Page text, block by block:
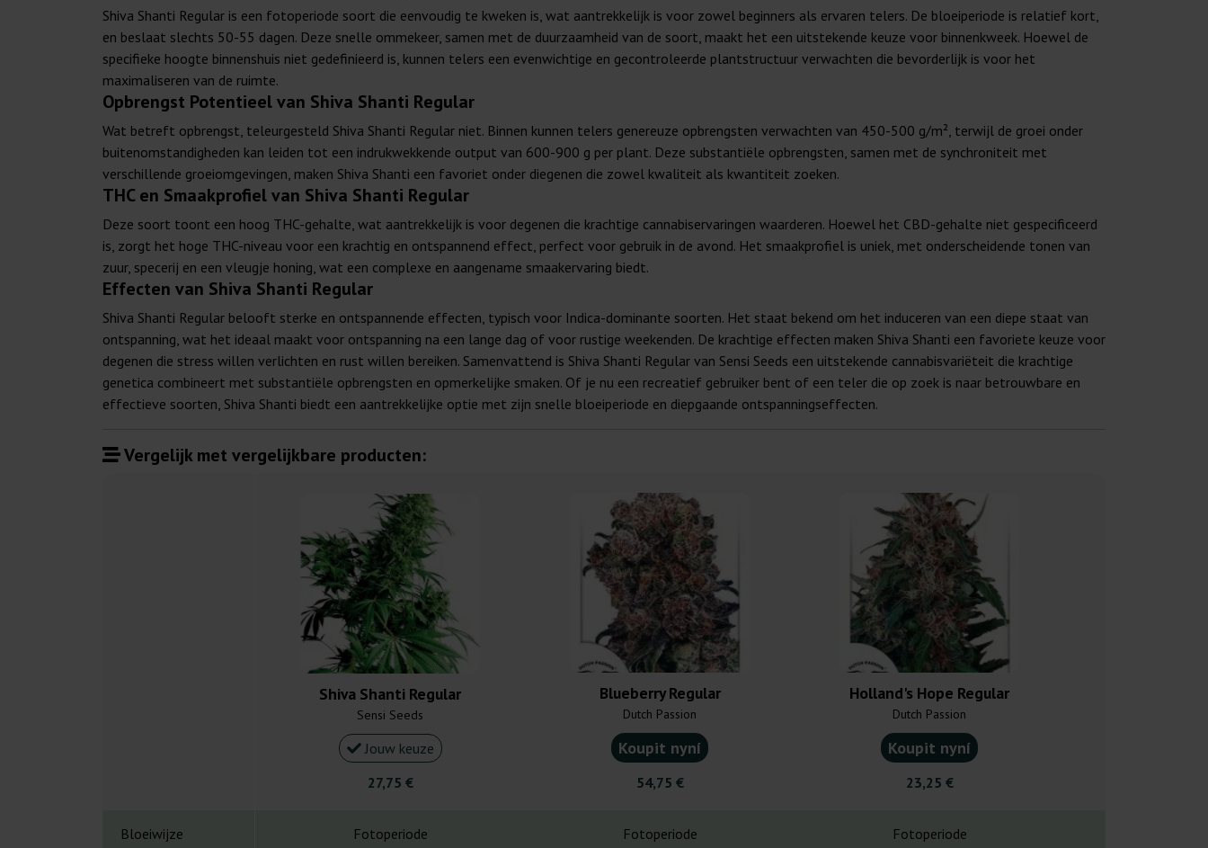
Shiva Shanti Regular is een fotoperiode soort die eenvoudig te kweken is, wat aantrekkelijk is voor zowel beginners als ervaren telers. De bloeiperiode is relatief kort,
en beslaat slechts 50-55 dagen. Deze snelle ommekeer, samen met de duurzaamheid van de soort, maakt het een uitstekende keuze voor binnenkweek. Hoewel de
specifieke hoogte binnenshuis niet gedefinieerd is, kunnen telers een evenwichtige en gecontroleerde plantstructuur verwachten die bevorderlijk is voor het
maximaliseren van de ruimte.
Opbrengst Potentieel van Shiva Shanti Regular
Wat betreft opbrengst, teleurgesteld Shiva Shanti Regular niet. Binnen kunnen telers genereuze opbrengsten verwachten van 450-500 g/m², terwijl de groei onder
buitenomstandigheden kan leiden tot een indrukwekkende output van 600-900 g per plant. Deze substantiële opbrengsten, samen met de synchroniteit met
verschillende groeiomgevingen, maken Shiva Shanti een favoriet onder diegenen die zowel kwaliteit als kwantiteit zoeken.
THC en Smaakprofiel van Shiva Shanti Regular
Deze soort toont een hoog THC-gehalte, wat aantrekkelijk is voor degenen die krachtige cannabiservaringen waarderen. Hoewel het CBD-gehalte niet gespecificeerd
is, zorgt het hoge THC-niveau voor een krachtig en ontspannend effect, perfect voor gebruik in de avond. Het smaakprofiel is uniek, met onderscheidende tonen van
zuur, specerij en een vleugje honing, wat een complexe en aangename smaakervaring biedt.
Effecten van Shiva Shanti Regular
Shiva Shanti Regular belooft sterke en ontspannende effecten, typisch voor Indica-dominante soorten. Het staat bekend om het induceren van een diepe staat van
ontspanning, wat het ideaal maakt voor ontspanning na een lange dag of voor rustige weekenden. De krachtige effecten maken Shiva Shanti een favoriete keuze voor
degenen die stress willen verlichten en rust willen bereiken. Samenvattend is Shiva Shanti Regular van Sensi Seeds een uitstekende cannabisvariëteit die krachtige
genetica combineert met substantiële opbrengsten en opmerkelijke smaken. Of je nu een recreatief gebruiker bent of een teler die op zoek is naar betrouwbare en
effectieve soorten, Shiva Shanti biedt een aantrekkelijke optie met zijn snelle bloeiperiode en diepgaande ontspanningseffecten.
Vergelijk met vergelijkbare producten:
Shiva Shanti Regular
Sensi Seeds
Jouw keuze
27,75 €
Blueberry Regular
Dutch Passion
Koupit nyní
54,75 €
Holland's Hope Regular
Dutch Passion
Koupit nyní
23,25 €
Bloeiwijze Fotoperiode Fotoperiode Fotoperiode